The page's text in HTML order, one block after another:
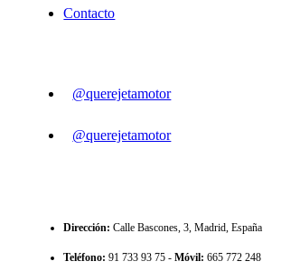
Contacto
@querejetamotor
@querejetamotor
Dirección: Calle Bascones, 3, Madrid, España
Teléfono: 91 733 93 75 -Móvil: 665 772 248